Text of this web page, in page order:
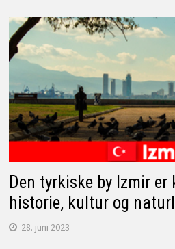
Den tyrkiske by Izmir er
historie, kultur og
28. juni 2023